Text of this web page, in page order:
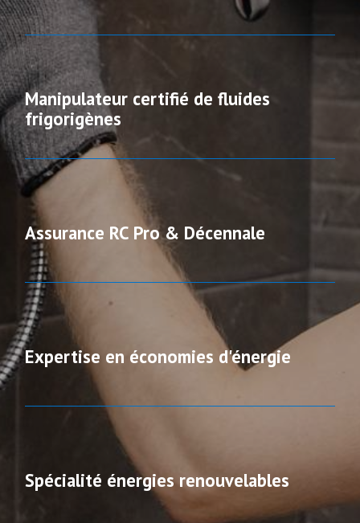
Manipulateur certifié de fluides
frigorigènes
Assurance RC Pro & Décennale
Expertise en économies d'énergie
Spécialité énergies renouvelables